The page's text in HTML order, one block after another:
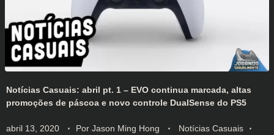
Notícias Casuais: abril pt. 1 – EVO continua marcada, altas
promoções de páscoa e novo controle DualSense do PS5
abril 13, 2020 Por Jason Ming Hong
Notícias Casuais